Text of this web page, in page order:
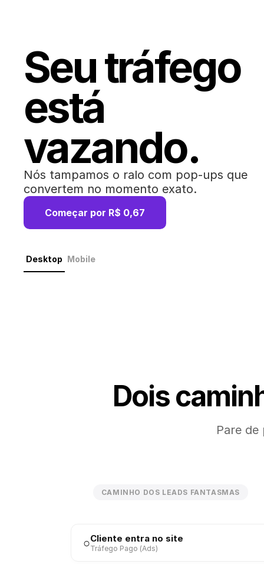
Seu tráfego
está
vazando.
Nós tampamos o ralo com pop-ups que
convertem no momento exato.
Começar por R$ 0,67
Desktop Mobile
Dois
Pare
CAMINHO DOS LEADS FANTASMAS
○Cliente entra no site
Tráfego Pago (Ads)